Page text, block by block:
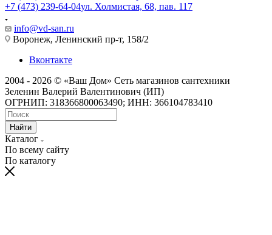
+7 (473) 239-64-04ул. Холмистая, 68, пав. 117
info@vd-san.ru
Воронеж, Ленинский пр-т, 158/2
Вконтакте
2004 - 2026 © «Ваш Дом» Сеть магазинов сантехники
Зеленин Валерий Валентинович (ИП)
ОГРНИП: 318366800063490; ИНН: 366104783410
Найти
Каталог
По всему сайту
По каталогу